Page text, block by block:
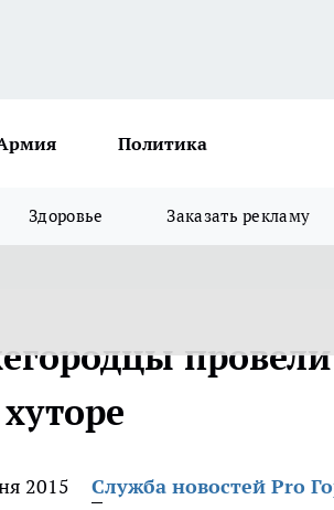
Политика
Здоровье Заказать рекламу
провели
2015
Служба новостей Pro